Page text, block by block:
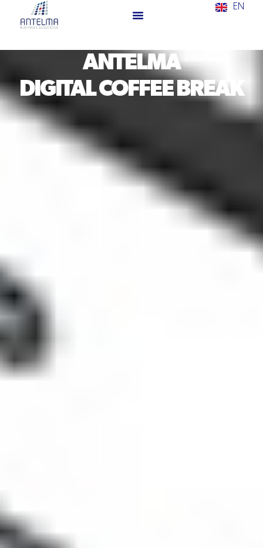
EN
ANTELMA
DIGITAL COFFEE BREAK